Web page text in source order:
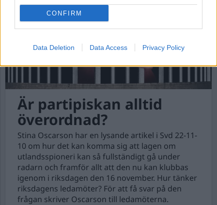
CONFIRM
Data Deletion Data Access Privacy Policy
Är partipiskan alltid
överordnad?
Stina Oscarson har en lysande artikel i Svd 22-11-
10 om hur det kan komma sig att lagen om
utlandsspioneri kan så fullständigt gå under
radarn och framför allt att den nu kan klubbas
igenom i riksdagen den 16 november. Hur tänker
riksdagens ledamöter? För att få svar på den
frågan skriver Oscarson till ledamöterna.